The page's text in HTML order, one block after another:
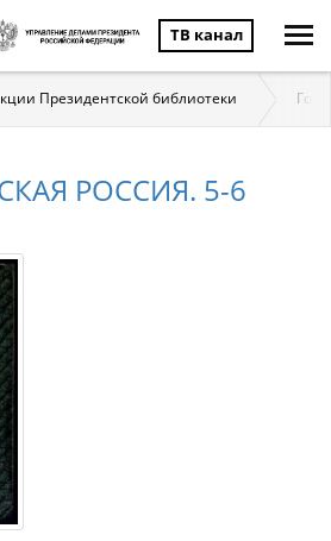
ТВ канал
Президентской библиотеки
РОССИЯ. 5-6